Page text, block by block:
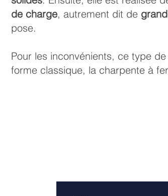
de charge, autrement dit de
pose.
Pour les inconvénients, ce type
forme classique, la charpente à